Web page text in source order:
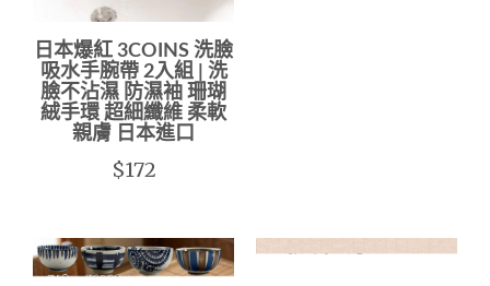
日本爆紅 3COINS 洗臉
吸水手腕帶 2入組 | 洗
臉不沾濕 防濕袖 珊瑚
絨手環 超細纖維 柔軟
親膚 日本進口
$172